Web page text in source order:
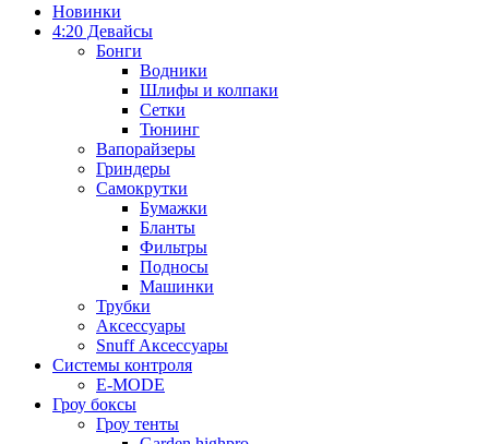
Новинки
4:20 Девайсы
Бонги
Водники
Шлифы и колпаки
Сетки
Тюнинг
Вапорайзеры
Гриндеры
Самокрутки
Бумажки
Бланты
Фильтры
Подносы
Машинки
Трубки
Аксессуары
Snuff Аксессуары
Системы контроля
E-MODE
Гроу боксы
Гроу тенты